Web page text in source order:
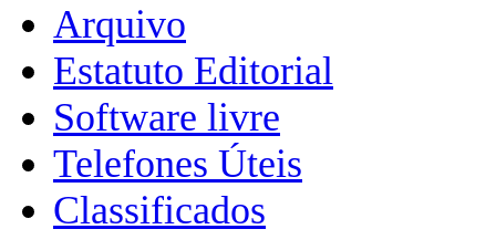
Arquivo
Estatuto Editorial
Software livre
Telefones Úteis
Classificados